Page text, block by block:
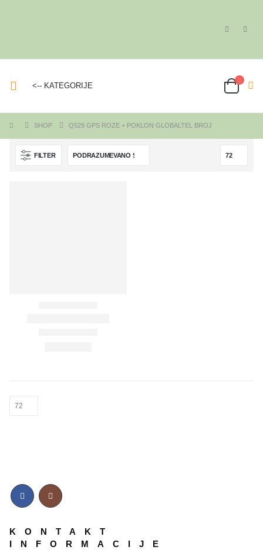
<-- KATEGORIJE
SHOP Q529 GPS ROZE + POKLON GLOBALTEL BROJ
FILTER
KONTAKT
INFORMACIJE